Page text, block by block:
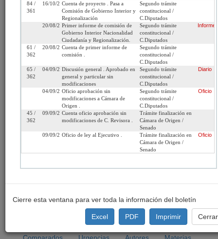
Fecha de
Miércoles 9 de Octubre,
2013
Urgencia
Actual:
Sin urgencia
de Origen:
Senado Iniciativa: Moción
Proyecto:
Refundido:
*matriz* / 9129-06
Tramitación terminada
Ley N° 21.782 (Diario
Oficial del 07/10/2014)
compartir:
http://www.senado.cl/appsenado/templates/tramitacion/
boletin_ini=9129-06
Seleccione la información que desea
ver:
Informes Oficios Indicaciones
84 /
361
16/10/2013Cuenta de proyecto . Pasa a
Comisión de Gobierno Interior y
Regionalización
Segundo trámite
constitucional /
C.Diputados
20/08/2014Primer informe de comisión de
Gobierno Interior Nacionalidad
Ciudadanía y Regionalización.
Segundo trámite
constitucional /
C.Diputados
Informe
61 /
362
20/08/2014Cuenta de primer informe de
comisión .
Segundo trámite
constitucional /
C.Diputados
65 /
362
04/09/2014Discusión general . Aprobado en
general y particular sin
modificaciones
Segundo trámite
constitucional /
C.Diputados
Diario
04/09/2014Oficio aprobación sin
modificaciones a Cámara de
Origen .
Segundo trámite
constitucional /
C.Diputados
Oficio
45 /
362
09/09/2014Cuenta oficio aprobación sin
modificaciones de C. Revisora .
Trámite finalización en
Cámara de Origen /
Senado
09/09/2014Oficio de ley al Ejecutivo .
Trámite finalización en
Cámara de Origen /
Senado
Oficio
Cierre esta ventana para ver toda la información del boletín
Excel PDF Imprimir Cerrar